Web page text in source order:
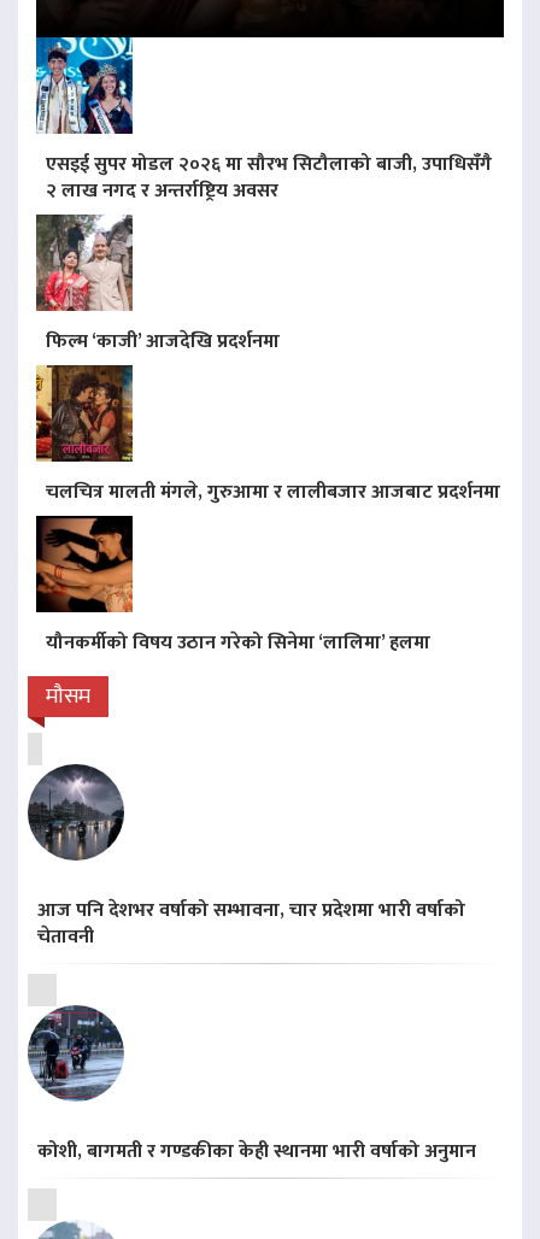
एसइई सुपर मोडल २०२६ मा सौरभ सिटौलाको बाजी, उपाधिसँगै
२ लाख नगद र अन्तर्राष्ट्रिय अवसर
फिल्म ‘काजी’ आजदेखि प्रदर्शनमा
चलचित्र मालती मंगले, गुरुआमा र लालीबजार आजबाट प्रदर्शनमा
यौनकर्मीको विषय उठान गरेको सिनेमा ‘लालिमा’ हलमा
मौसम
आज पनि देशभर वर्षाको सम्भावना, चार प्रदेशमा भारी वर्षाको
चेतावनी
कोशी, बागमती र गण्डकीका केही स्थानमा भारी वर्षाको अनुमान